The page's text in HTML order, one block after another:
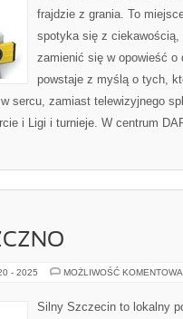
frajdzie z grania. To
spotyka się z ciekawością,
zamienić się w opowieść o
powstaje z myślą o tych,
sercu, zamiast telewizyjnego
i Ligi i turnieje. W centrum
- 2025 MOŻLIWOŚĆ
Silny Szczecin to lokalny